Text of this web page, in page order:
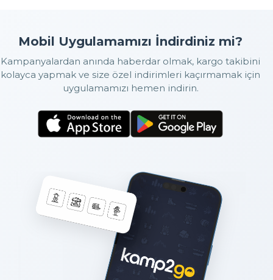
Mobil Uygulamamızı İndirdiniz mi?
Kampanyalardan anında haberdar olmak, kargo takibini
kolayca yapmak ve size özel indirimleri kaçırmamak için
uygulamamızı hemen indirin.